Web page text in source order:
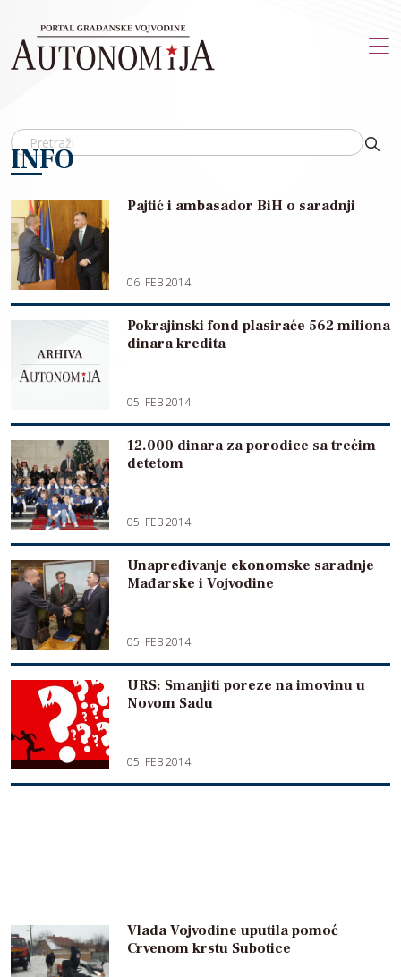
INFO
Pajtić i ambasador BiH o saradnji
06. FEB 2014
Pokrajinski fond plasiraće 562 miliona
dinara kredita
05. FEB 2014
12.000 dinara za porodice sa trećim
detetom
05. FEB 2014
Unapređivanje ekonomske saradnje
Mađarske i Vojvodine
05. FEB 2014
URS: Smanjiti poreze na imovinu u
Novom Sadu
05. FEB 2014
Vlada Vojvodine uputila pomoć
Crvenom krstu Subotice